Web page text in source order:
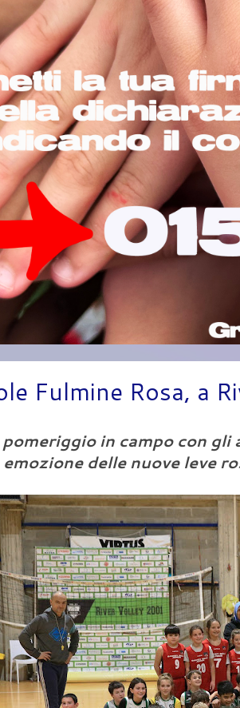
Fulmine Rosa, a
in campo con
emozione delle nuove leve